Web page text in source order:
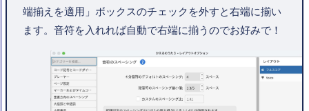
端揃えを適用」ボックスのチェックを外すと右端に揃い
ます。音符を入れれば自動で右端に揃うのでお好みで！